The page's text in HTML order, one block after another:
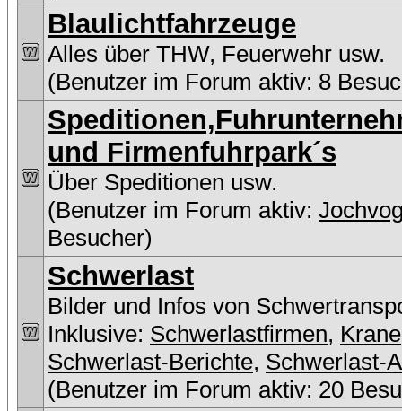
Blaulichtfahrzeuge
Alles über THW, Feuerwehr usw.
(Benutzer im Forum aktiv: 8
und Firmenfuhrpark´s
Über Speditionen usw.
(Benutzer im Forum aktiv:
Besucher)
Schwerlast
Bilder und Infos von
Inklusive: Schwerlastfirmen, Krane
Schwerlast-Berichte, Schwerlast-
(Benutzer im Forum aktiv: 20